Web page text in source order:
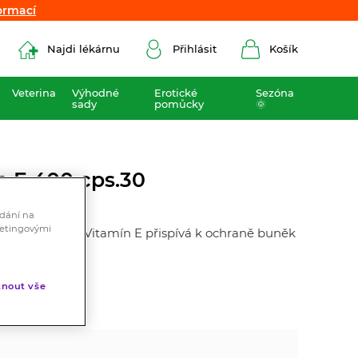
Najdi lékárnu Přihlásit Košík
Veterina
Výhodné
sady
Erotické
pomůcky
Sezóna
🌞
E 400 cps.30
účinky. Vitamín E přispívá k ochraně buněk
na
vše